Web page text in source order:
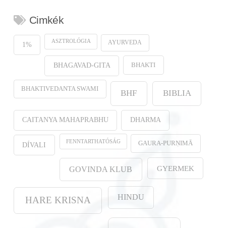
Cimkék
1% ASZTROLÓGIA AYURVEDA
BHAGAVAD-GITA BHAKTI
BHAKTIVEDANTA SWAMI BHF BIBLIA
CAITANYA MAHAPRABHU DHARMA
DÍVALI FENNTARTHATÓSÁG GAURA-PURṆIMĀ
GOVINDA KLUB GYERMEK
HARE KRISNA HINDU